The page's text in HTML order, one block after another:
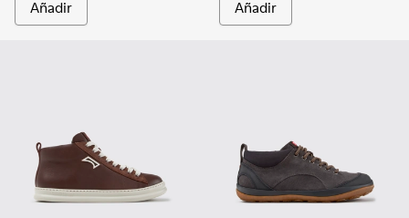
Añadir Añadir